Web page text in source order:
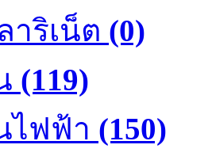
าริเน็ต (0)
(119)
ไฟฟ้า (150)